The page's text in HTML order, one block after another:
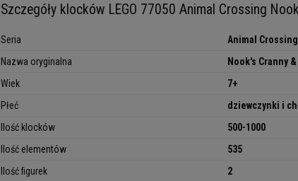
Szczegóły klocków LEGO 77050 Animal Crossing
Seria
Animal Crossing
Nazwa oryginalna
Nook's Cranny
Wiek
7+
Płeć
dziewczynki i
Ilość klocków
500-1000
Ilość elementów
535
Ilość figurek
2